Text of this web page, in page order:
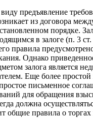
предъявление
из договора
порядке.
в залоге (п. 3
Однако
залога является
Еще более
пись­менное
для обращения
должна
общие правила о торгах